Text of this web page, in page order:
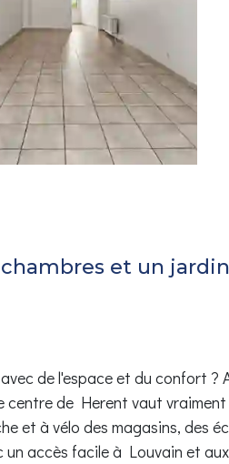
et un jardin
de l'espace et du confort ?
centre de Herent vaut
et à vélo des magasins, des
accès facile à Louvain et aux